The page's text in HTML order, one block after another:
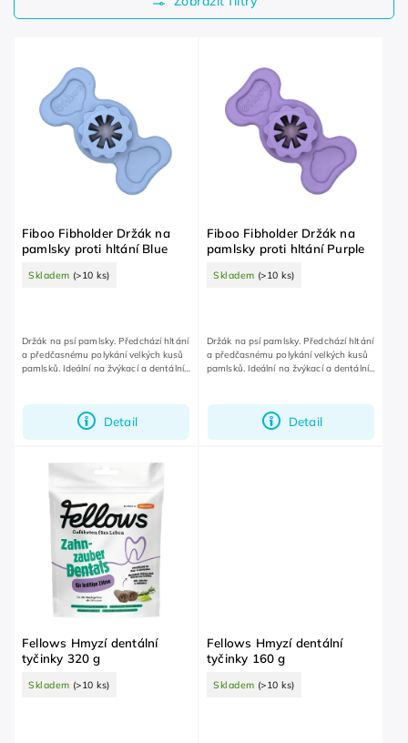
Nejdražší
Fiboo Fibholder Držák na
pamlsky proti hltání Blue
Skladem (>10 ks)
Detail
Držák na psí pamlsky. Předchází hltání
a předčasnému polykání velkých kusů
pamlsků. Ideální na žvýkací a dentální
Fiboo Fibholder Držák na
pamlsky proti hltání Purple
Skladem (>10 ks)
Detail
Držák na psí pamlsky. Předchází hltání
a předčasnému polykání velkých kusů
pamlsků. Ideální na žvýkací a dentální
Fellows Hmyzí dentální
tyčinky 320 g
Skladem (>10 ks)
Fellows Hmyzí dentální
tyčinky 160 g
Skladem (>10 ks)